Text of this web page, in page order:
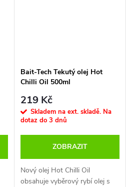
Bait-Tech Tekutý olej Hot
Chilli Oil 500ml
219 Kč
Skladem na ext. skladě. Na
dotaz do 3 dnů
ZOBRAZIT
Nový olej Hot Chilli Oil
obsahuje vyběrový rybí olej s